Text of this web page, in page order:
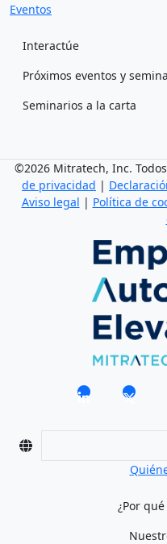
Eventos
Interactúe
Próximos eventos y
Seminarios a la carta
©2026 Mitratech, Inc.
de privacidad |
Aviso legal | Política de
¿Por